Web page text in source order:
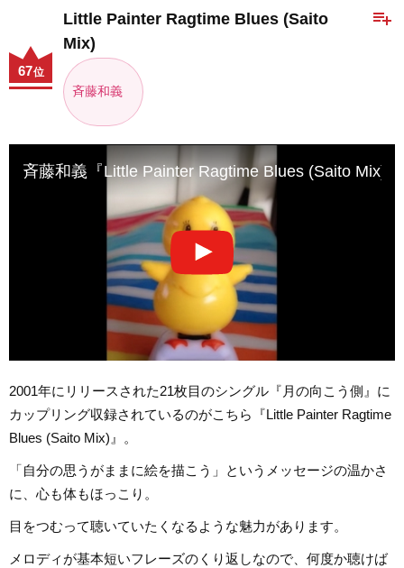
playlist_add
Little Painter Ragtime Blues (Saito
Mix)
斉藤和義
67位
斉藤和義『Little Painter Ragtime Blues (Saito Mix)
2001年にリリースされた21枚目のシングル『月の向こう側』に
カップリング収録されているのがこちら『Little Painter Ragtime
Blues (Saito Mix)』。
「自分の思うがままに絵を描こう」というメッセージの温かさ
に、心も体もほっこり。
目をつむって聴いていたくなるような魅力があります。
メロディが基本短いフレーズのくり返しなので、何度か聴けば